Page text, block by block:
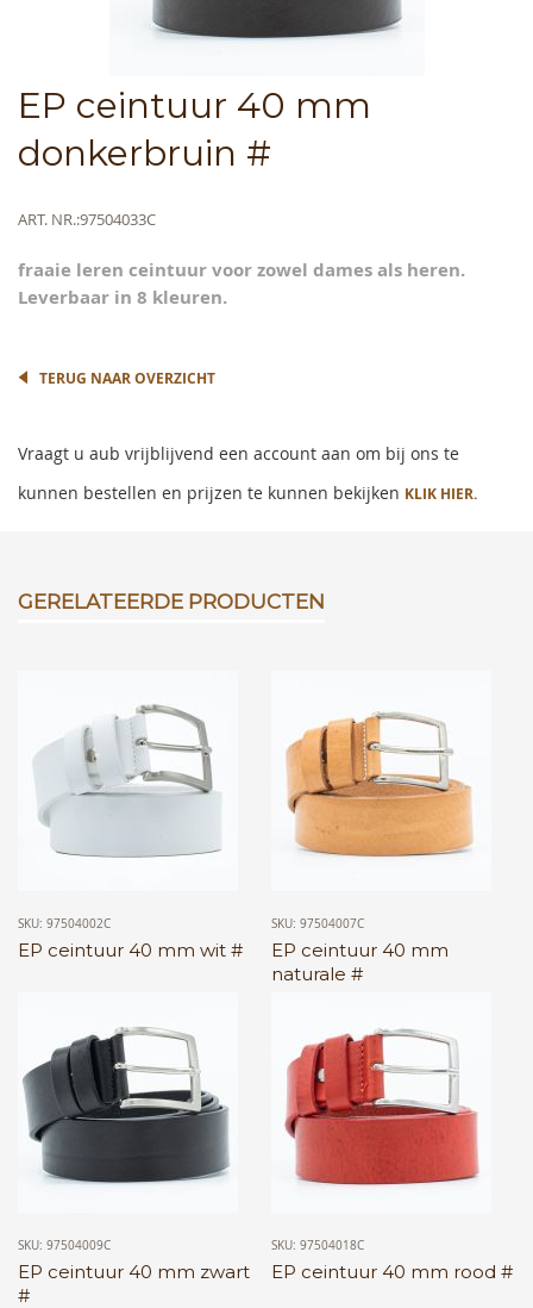
EP ceintuur 40 mm
donkerbruin #
Meer
ART. NR.97504033C
fraaie leren ceintuur voor zowel dames als heren.
Leverbaar in 8 kleuren.
Skip
to
the
beginning
gallery
TERUG NAAR OVERZICHT
Vraagt u aub vrijblijvend een account aan om bij ons te
kunnen bestellen en prijzen te kunnen bekijken KLIK HIER.
GERELATEERDE PRODUCTEN
SKU: 97504002C
EP ceintuur 40 mm wit #
SKU: 97504007C
EP ceintuur 40 mm
naturale #
SKU: 97504009C
EP ceintuur 40 mm zwart
#
SKU: 97504018C
EP ceintuur 40 mm rood #